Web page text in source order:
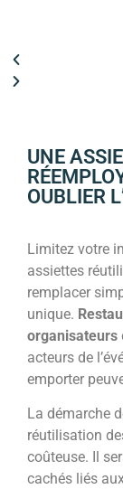
UNE
OUBLIER
Limitez votre
assiettes
remplacer
unique.
organisateurs
acteurs de
emporter
La démarche
réutilisation
coûteuse. Il
cachés liés